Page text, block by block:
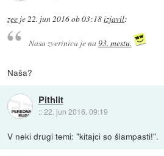
zee je22. jun 2016 ob 03:18izjavil:
Nasa zverinica je na93. mestu.
Naša?
Pithlit
::22. jun 2016, 09:19
V neki drugi temi: "kitajci so šlampasti!".